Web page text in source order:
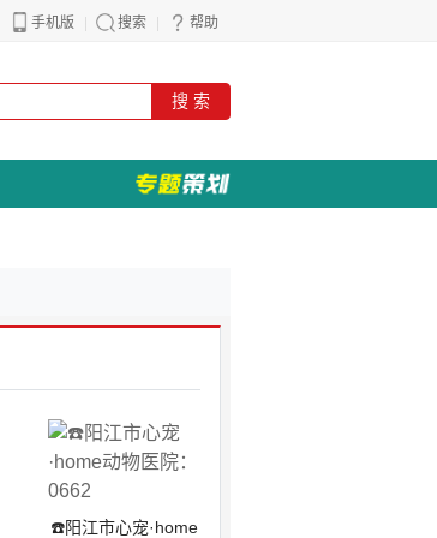
手机版 搜索 帮助
搜 索
☎️阳江市心宠·home